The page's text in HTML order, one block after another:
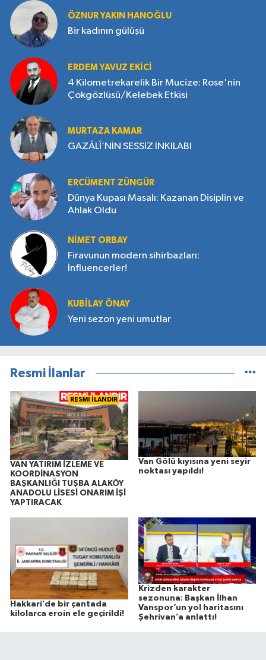
ÖZNUR YAKIN HANOĞLU
Bir kadının gülüşü
ERDEM YAVUZ EKICI
4 Kilometrekarelik Bir Mucize: Rose'nin
Çokgözlüsü/Kelebek Etkisi
MURTAZA KAMAR
GAZÂLÎ’NİN SESSİZ İNKILABI
ERCÜMENT ZÜNGÜR
Dünya Kupası Masalı: Kazanan Disiplin ve
Ahlak Oldu
NIMET ORBAY
Firavunun modern sihirbazları:
İnfluencerler!
KUBILAY ÖNAY
Yeni sezon yeni umutlar
Resmi İlanlar
RESMİ İLANDIR
VAN YATIRIM İZLEME VE
KOORDİNASYON
BAŞKANLIĞI TUŞBA ALAKÖY
ANADOLU LİSESİ ONARIM İŞİ
YAPTIRACAK
Van Gölü kıyısına yeni seyir
noktası yapıldı!
Hakkari’de bir çantada
kilolarca eroin ele geçirildi!
Krizden karakter
sezonuna: Başkan İlhan
Vanspor’un yol haritasını
Şehrivan’a anlattı!